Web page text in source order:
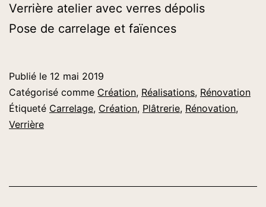
Verrière atelier avec verres dépolis
Pose de carrelage et faïences
Publié le 12 mai 2019
Catégorisé comme Création, Réalisations, Rénovation
Étiqueté Carrelage, Création, Plâtrerie, Rénovation,
Verrière